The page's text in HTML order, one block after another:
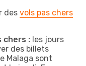
des vols pas chers
chers : les jours
des billets
Malaga sont